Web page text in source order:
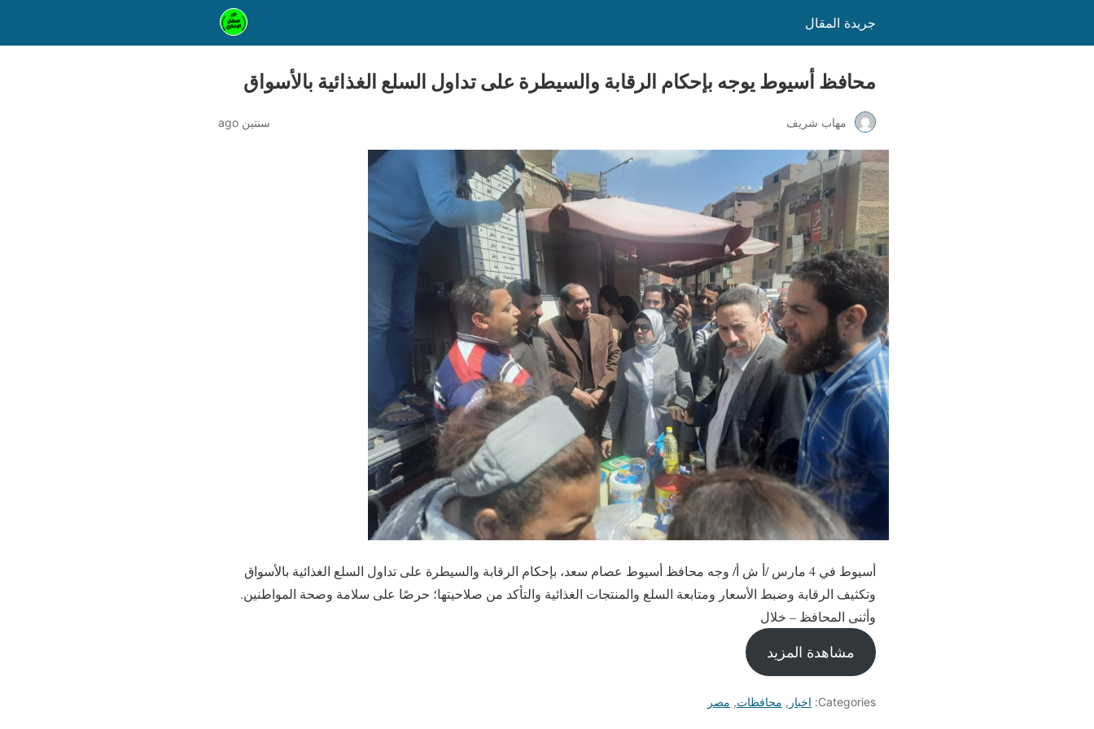
جريدة المقال
محافظ أسيوط يوجه بإحكام الرقابة والسيطرة على تداول السلع الغذائية بالأسواق
مهاب شريف سنتين ago
أسيوط في 4 مارس /أ ش أ/ وجه محافظ أسيوط عصام سعد، بإحكام الرقابة والسيطرة على تداول السلع الغذائية بالأسواق
وتكثيف الرقابة وضبط الأسعار ومتابعة السلع والمنتجات الغذائية والتأكد من صلاحيتها؛ حرصًا على سلامة وصحة المواطنين.
وأثنى المحافظ – خلال
مشاهدة المزيد
Categories: اخبار , محافظات, مصر